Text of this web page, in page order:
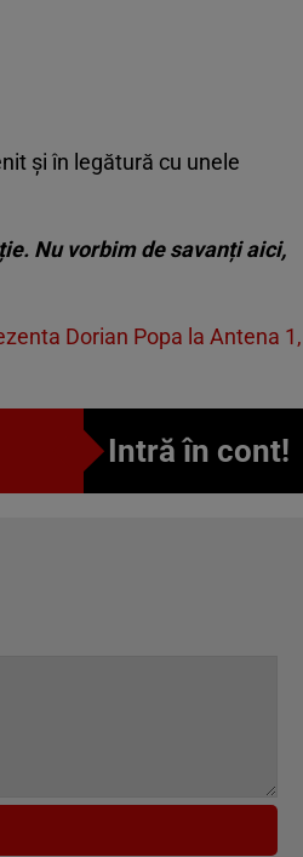
și în legătură cu unele
Nu vorbim de savanți aici,
Dorian Popa la Antena 1,
Intră în cont!